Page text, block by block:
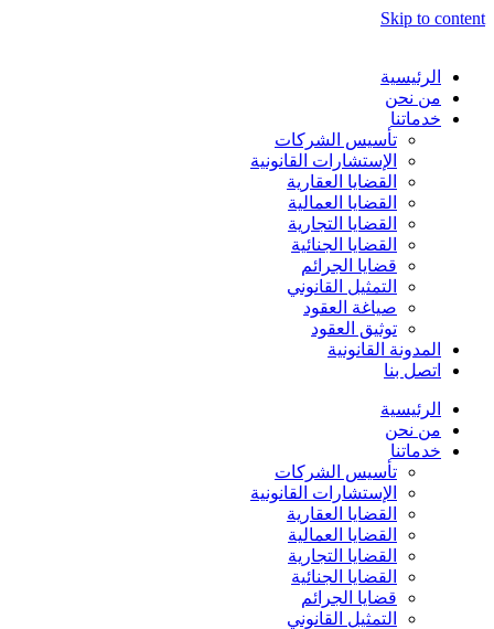
Skip to content
الرئيسية
من نحن
خدماتنا
تأسيس الشركات
الإستشارات القانونية
القضايا العقارية
القضايا العمالية
القضايا التجارية
القضايا الجنائية
قضايا الجرائم
التمثيل القانوني
صياغة العقود
توثيق العقود
المدونة القانونية
اتصل بنا
الرئيسية
من نحن
خدماتنا
تأسيس الشركات
الإستشارات القانونية
القضايا العقارية
القضايا العمالية
القضايا التجارية
القضايا الجنائية
قضايا الجرائم
التمثيل القانوني